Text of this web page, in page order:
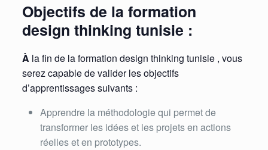
Objectifs de la formation
design thinking tunisie :
À la fin de la formation design thinking tunisie , vous
serez capable de valider les objectifs
d’apprentissages suivants :
Apprendre la méthodologie qui permet de
transformer les idées et les projets en actions
réelles et en prototypes.